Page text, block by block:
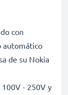
con
automático
de su Nokia
- 250V y